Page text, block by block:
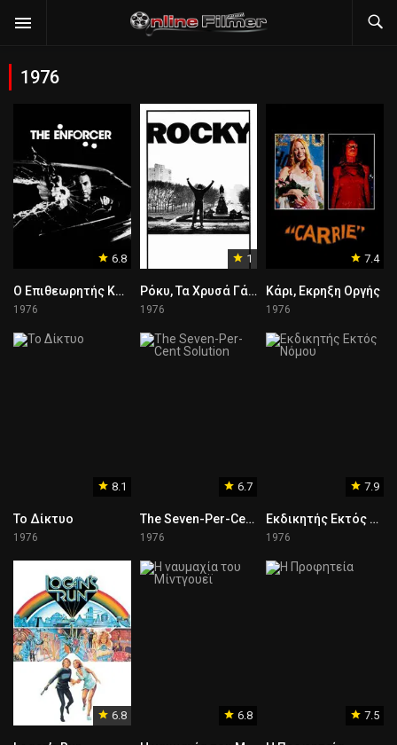
1976
6.8
Ο Επιθεωρητής Κάλαχαν Ξαναχτυπά
1976
1
Ρόκυ, Τα Χρυσά Γάντια
1976
7.4
Κάρι, Εκρηξη Οργής
1976
8.1
Το Δίκτυο
1976
6.7
The Seven-Per-Cent Solution
1976
7.9
Εκδικητής Εκτός Νόμου
1976
6.8 6.8 7.5